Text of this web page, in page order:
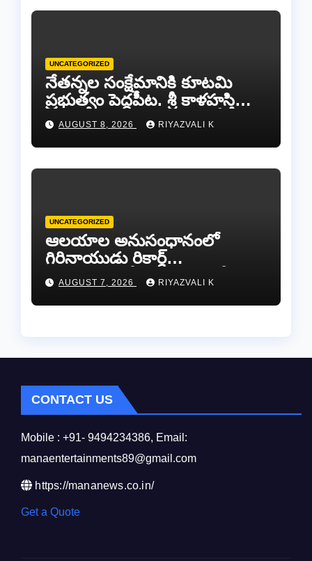
UNCATEGORIZED
నేతన్నల సంక్షేమానికి కూటమి
ప్రభుత్వం పెద్దపీట. శ్రీ కాళహస్తి
ఎమ్మెల్యే బొజ్జల వెంకట సుధీర్ రెడ్డి.
AUGUST 8, 2026 RIYAZVALI K
UNCATEGORIZED
ఆలయాల అనుసంధానంలో
గిరినాయుడు రికార్డ్
దారినేర్పరి..రోడ్డు నిర్మాణంతో పాటు
గోవుల సంరక్షణకు ప్రాణప్రతిష్ఠ!..
AUGUST 7, 2026 RIYAZVALI K
CONTACT US
Mobile : +91- 9494234386, Email:
manaentertainments89@gmail.com
https://mananews.co.in/
Get a Quote